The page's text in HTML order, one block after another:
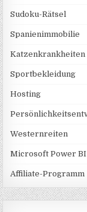
Sudoku-Rätsel
Spanienimmobilie
Katzenkrankheiten
Sportbekleidung
Hosting
Westernreiten
Microsoft Power BI
Affiliate-Programm